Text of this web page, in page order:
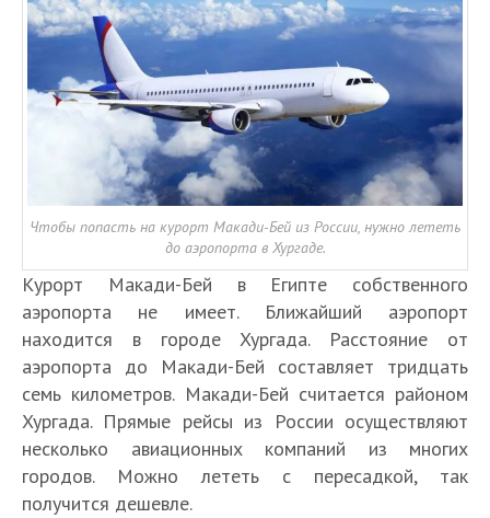
Чтобы попасть на курорт Макади-Бей из России, нужно лететь
до аэропорта в Хургаде.
Курорт Макади-Бей в Египте собственного
аэропорта не имеет. Ближайший аэропорт
находится в городе Хургада. Расстояние от
аэропорта до Макади-Бей составляет тридцать
семь километров. Макади-Бей считается районом
Хургада. Прямые рейсы из России осуществляют
несколько авиационных компаний из многих
городов. Можно лететь с пересадкой, так
получится дешевле.